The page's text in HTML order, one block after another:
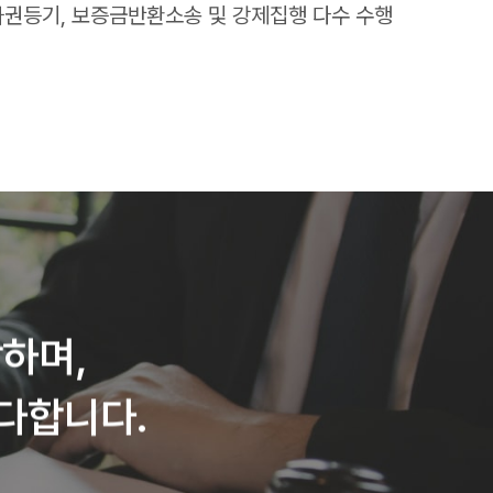
등기, 보증금반환소송 및 강제집행 다수 수행
며,
합니다.